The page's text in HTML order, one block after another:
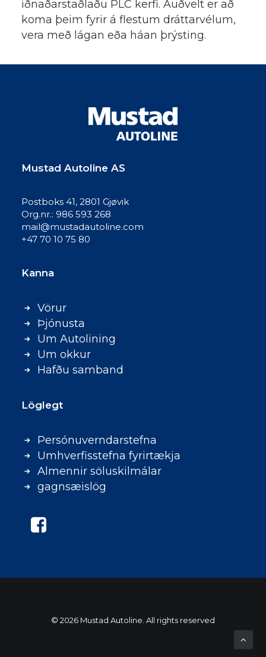
iðnaðarstaðlaðu PLC kerfi. Auðvelt er að
koma þeim fyrir á flestum dráttarvélum,
vera með lágan eða háan þrýsting.
Mustad Autoline AS
Postboks 41, 2801 Gjøvik
Org.nr.: 986 593 268
mail@mustadautoline.com
+47 70 10 75 80
Kanna
Vörur
Þjónusta
Um Autolining
Um okkur
Hafðu samband
Löglegt
Persónuverndarstefna
Umhverfisstefna fyrirtækja
Almennir söluskilmálar
gagnsæislög
© 2026 Mustad Autoline. All rights reserved